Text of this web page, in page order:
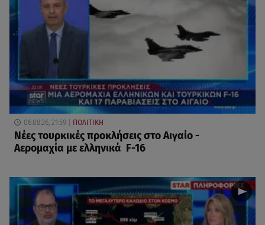
06.08.26, 21:59 ΠΟΛΙΤΙΚΗ
Νέες τουρκικές προκλήσεις στο Αιγαίο -
Αερομαχία με ελληνικά F-16